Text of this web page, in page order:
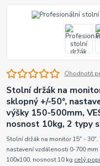
Ohodnotit
Stolní držák na
sklopný +/-50°,
výšky 150-500mm,
nosnost 10kg, 2 typy
Stolní držák na monitor 15" - 30",
nastavení vzdálenosti 0-700 mm
100x100, nosnost 10 kg celý